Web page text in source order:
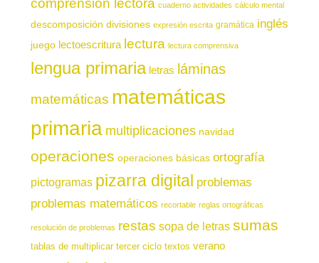
comprensión lectora cuaderno actividades cálculo mental
descomposición divisiones expresión escrita gramática inglés
juego lectoescritura lectura lectura comprensiva
lengua primaria letras láminas
matemáticas matemáticas
primaria multiplicaciones navidad
operaciones operaciones básicas ortografía
pictogramas pizarra digital problemas
problemas matemáticos recortable reglas ortográficas
resolución de problemas restas sopa de letras sumas
tablas de multiplicar tercer ciclo textos verano